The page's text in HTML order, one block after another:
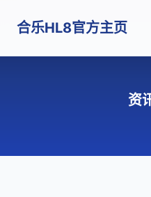
合乐HL8官方主页
资